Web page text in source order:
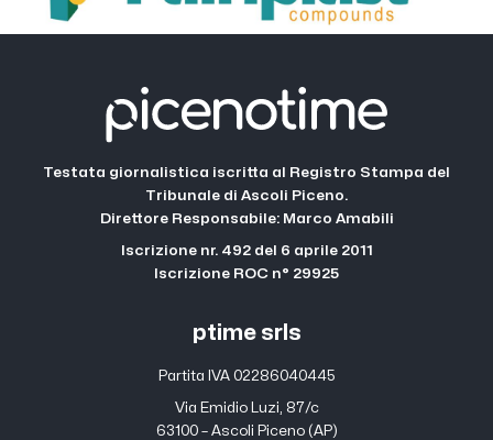
Testata giornalistica iscritta al Registro Stampa del
Tribunale di Ascoli Piceno.
Direttore Responsabile: Marco Amabili
Iscrizione nr. 492 del 6 aprile 2011
Iscrizione ROC n° 29925
ptime srls
Partita IVA 02286040445
Via Emidio Luzi, 87/c
63100 – Ascoli Piceno (AP)